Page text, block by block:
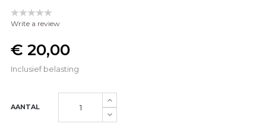
Write a review
€ 20,00
Inclusief belasting
AANTAL